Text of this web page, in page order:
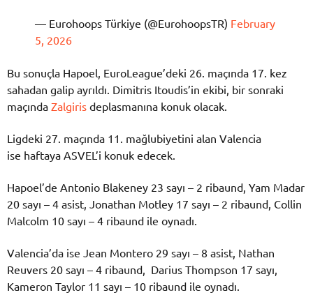
— Eurohoops Türkiye (@EurohoopsTR) February
5, 2026
Bu sonuçla Hapoel, EuroLeague’deki 26. maçında 17. kez
sahadan galip ayrıldı. Dimitris Itoudis’in ekibi, bir sonraki
maçında Zalgiris deplasmanına konuk olacak.
Ligdeki 27. maçında 11. mağlubiyetini alan Valencia
ise haftaya ASVEL’i konuk edecek.
Hapoel’de Antonio Blakeney 23 sayı – 2 ribaund, Yam Madar
20 sayı – 4 asist, Jonathan Motley 17 sayı – 2 ribaund, Collin
Malcolm 10 sayı – 4 ribaund ile oynadı.
Valencia’da ise Jean Montero 29 sayı – 8 asist, Nathan
Reuvers 20 sayı – 4 ribaund, Darius Thompson 17 sayı,
Kameron Taylor 11 sayı – 10 ribaund ile oynadı.